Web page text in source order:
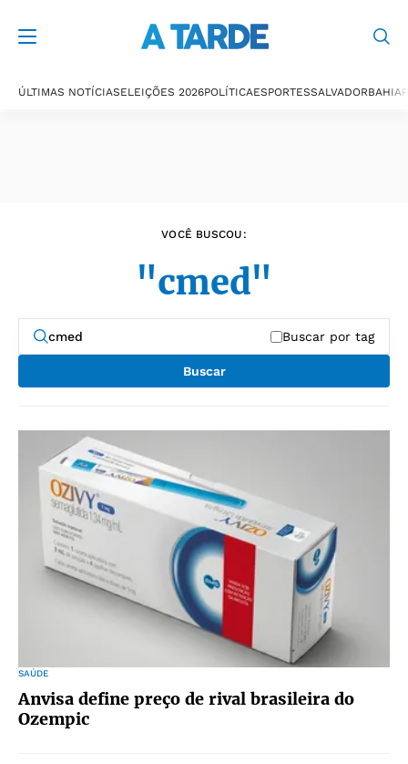
ÚLTIMAS NOTÍCIASELEIÇÕES 2026POLÍTICAESPORTESSALVADORBAHIA
VOCÊ BUSCOU:
"cmed"
Buscar por tag
Buscar
SAÚDE
Anvisa define preço de rival brasileira do
Ozempic